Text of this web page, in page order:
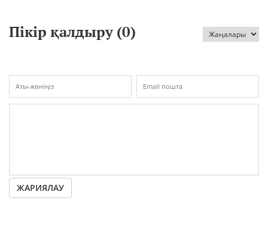
Пікір қалдыру (0)
ЖАРИЯЛАУ